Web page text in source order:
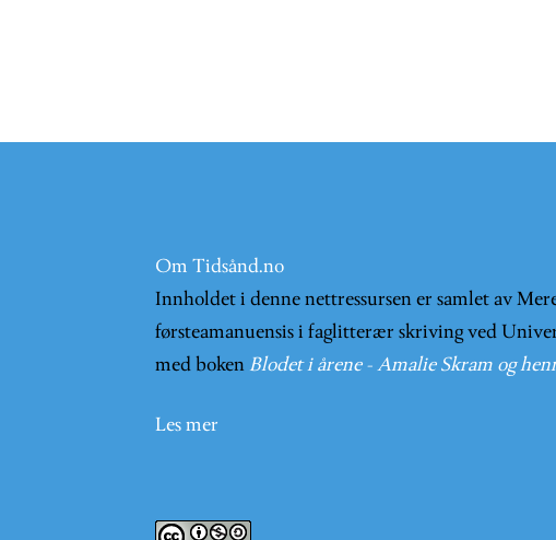
Om Tidsånd.no
Innholdet i denne nettressursen er samlet av
førsteamanuensis i faglitterær skriving ved
med boken Blodet i årene - Amalie Skram og
Les mer